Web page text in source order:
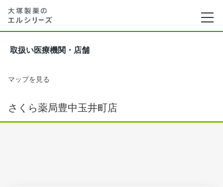
取扱い医療機関・店舗
マップを見る
さくら薬局豊中玉井町店